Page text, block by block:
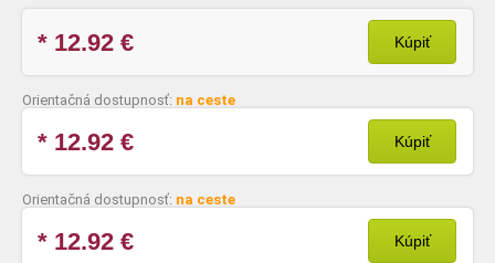
* 12.92 € Kúpiť
Orientačná dostupnosť: na ceste
* 12.92 € Kúpiť
Orientačná dostupnosť: na ceste
* 12.92 € Kúpiť